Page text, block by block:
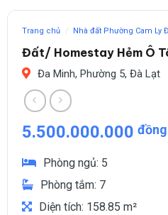
Trang chủ / Nhà đất Phường Cam Ly
Đất/ Homestay Hẻm Ô
Đa Minh, Phường 5, Đà Lạt
5.500.000.000 đồng
Phòng ngủ: 5
Phòng tắm: 7
Diện tích: 158.85 m²